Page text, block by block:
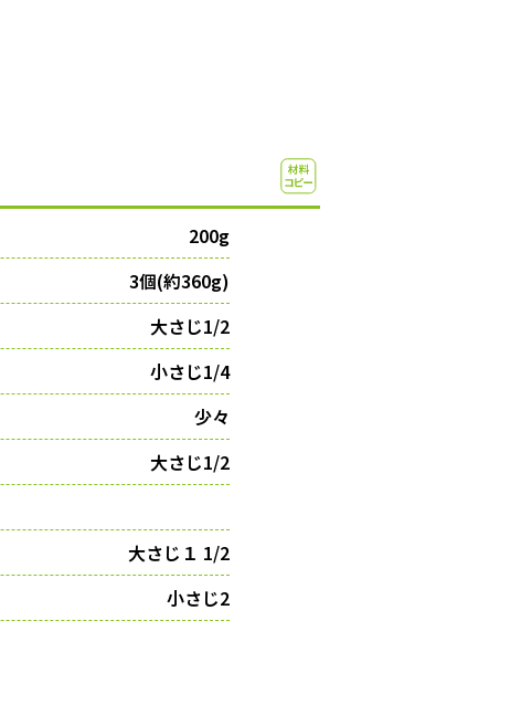
200g
3個(約360g)
大さじ1/2
小さじ1/4
少々
大さじ1/2
大さじ１ 1/2
小さじ2